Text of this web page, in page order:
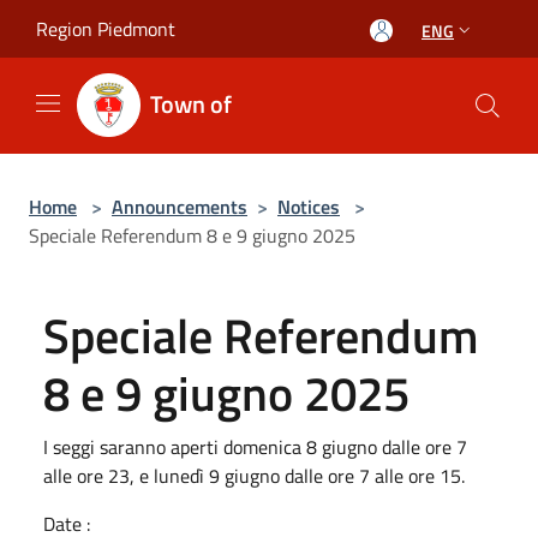
Region Piedmont ENG
Town of
Home > Announcements > Notices >
Speciale Referendum 8 e 9 giugno 2025
Speciale Referendum
8 e 9 giugno 2025
I seggi saranno aperti domenica 8 giugno dalle ore 7
alle ore 23, e lunedì 9 giugno dalle ore 7 alle ore 15.
Date :